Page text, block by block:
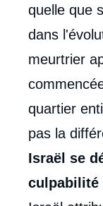
quelle que
dans
meurtrier
quartier
pas la
Israël se
culpabilité